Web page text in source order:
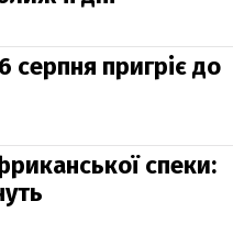
серпня пригріє до
спеки: